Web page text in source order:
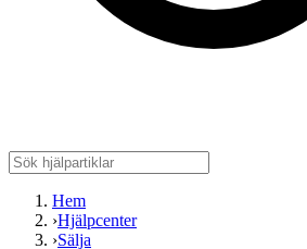
Hem
›Hjälpcenter
›Sälja